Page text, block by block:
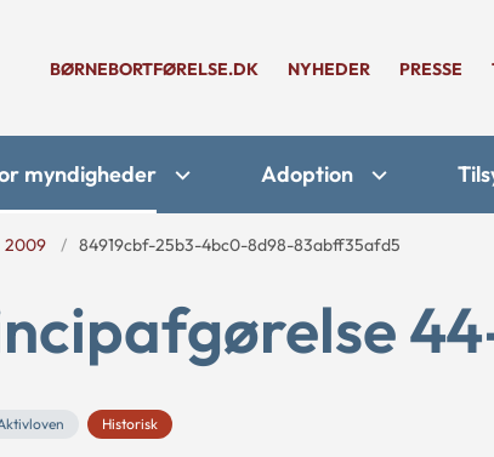
BØRNEBORTFØRELSE.DK NYHEDER PRESSE
myndigheder Adoption
2009 84919cbf-25b3-4bc0-8d98-83abff35afd5
Historisk